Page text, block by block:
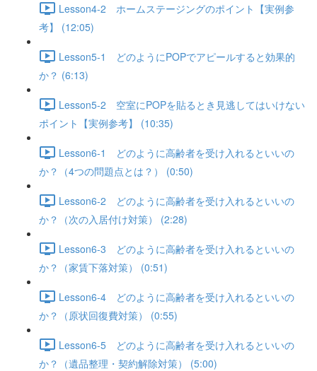
Lesson4-2 ホームステージングのポイント【実例参
考】 (12:05)
Lesson5-1 どのようにPOPでアピールすると効果的
か？ (6:13)
Lesson5-2 空室にPOPを貼るとき見逃してはいけない
ポイント【実例参考】 (10:35)
Lesson6-1 どのように高齢者を受け入れるといいの
か？（4つの問題点とは？） (0:50)
Lesson6-2 どのように高齢者を受け入れるといいの
か？（次の入居付け対策） (2:28)
Lesson6-3 どのように高齢者を受け入れるといいの
か？（家賃下落対策） (0:51)
Lesson6-4 どのように高齢者を受け入れるといいの
か？（原状回復費対策） (0:55)
Lesson6-5 どのように高齢者を受け入れるといいの
か？（遺品整理・契約解除対策） (5:00)